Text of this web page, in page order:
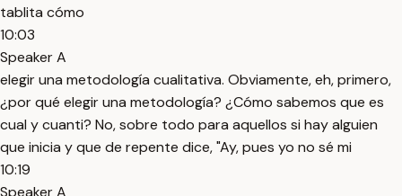
tablita cómo
10:03
Speaker A
elegir una metodología cualitativa. Obviamente, eh, primero,
¿por qué elegir una metodología? ¿Cómo sabemos que es
cual y cuanti? No, sobre todo para aquellos si hay alguien
que inicia y que de repente dice, "Ay, pues yo no sé mi
10:19
Speaker A